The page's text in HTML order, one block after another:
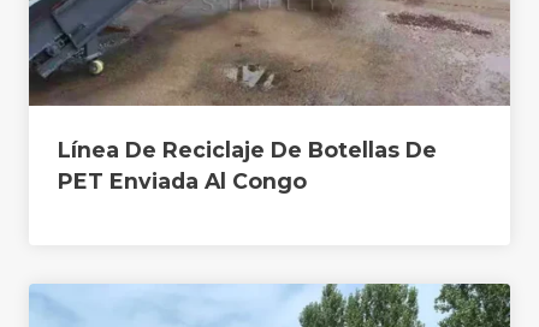
Línea De Reciclaje De Botellas De
PET Enviada Al Congo